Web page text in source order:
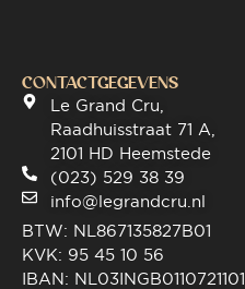
CONTACTGEGEVENS
Le Grand Cru,
Raadhuisstraat 71 A,
2101 HD Heemstede
(023) 529 38 39
info@legrandcru.nl
BTW: NL867135827B01
KVK: 95 45 10 56
IBAN: NL03INGB0110721101